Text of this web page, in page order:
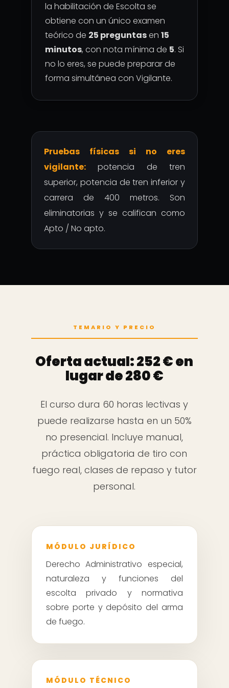
la habilitación de Escolta se
obtiene con un único examen
teórico de 25 preguntasen 15
minutos, con nota mínima de 5. Si
no lo eres, se puede preparar de
forma simultánea con Vigilante.
Pruebas físicas si no eres
vigilante:potencia de tren
superior, potencia de tren inferior y
carrera de 400 metros. Son
eliminatorias y se califican como
Apto / No apto.
TEMARIO Y PRECIO
Oferta actual: 252 € en
lugar de 280 €
El curso dura 60 horas lectivas y
puede realizarse hasta en un 50%
no presencial. Incluye manual,
práctica obligatoria de tiro con
fuego real, clases de repaso y tutor
personal.
MÓDULO JURÍDICO
Derecho Administrativo especial,
naturaleza y funciones del
escolta privado y normativa
sobre porte y depósito del arma
de fuego.
MÓDULO TÉCNICO